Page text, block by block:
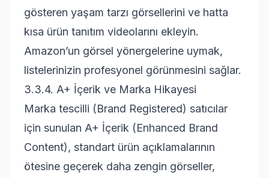
gösteren yaşam tarzı görsellerini ve hatta
kısa ürün tanıtım videolarını ekleyin.
Amazon’un görsel yönergelerine uymak,
listelerinizin profesyonel görünmesini sağlar.
3.3.4. A+ İçerik ve Marka Hikayesi
Marka tescilli (Brand Registered) satıcılar
için sunulan A+ İçerik (Enhanced Brand
Content), standart ürün açıklamalarının
ötesine geçerek daha zengin görseller,